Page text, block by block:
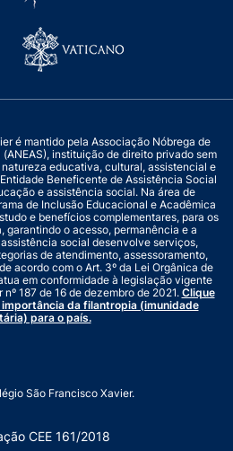
é mantido pela Associação Nóbrega de
instituição de direito privado sem
educativa, cultural, assistencial e
Beneficente de Assistência Social
e assistência social. Na área de
de Inclusão Educacional e Acadêmica
e benefícios complementares, para os
garantindo o acesso, permanência e a
social desenvolve serviços,
de atendimento, assessoramento,
acordo com o Art. 3º da Lei Orgânica de
em conformidade à legislação vigente
187 de 16 de dezembro de 2021. Clique
da filantropia (imunidade
para o país.
São Francisco Xavier.
CEE 161/2018